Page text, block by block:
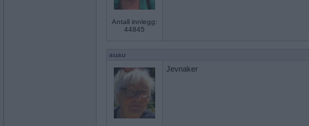
Antall innlegg:
44845
auau
Jevnaker